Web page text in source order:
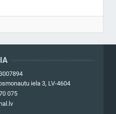
iela 3, LV-4604
075